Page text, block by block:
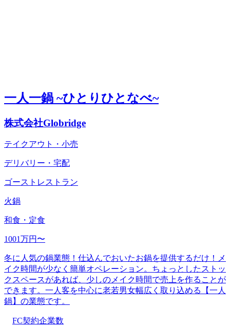
一人一鍋 ~ひとりひとなべ~
株式会社Globridge
テイクアウト・小売
デリバリー・宅配
ゴーストレストラン
火鍋
和食・定食
1001万円〜
冬に人気の鍋業態！仕込んでおいたお鍋を提供するだけ！メ
イク時間が少なく簡単オペレーション。ちょっとしたストッ
クスペースがあれば、少しのメイク時間で売上を作ることが
できます。一人客を中心に老若男女幅広く取り込める【一人
鍋】の業態です。
FC契約企業数